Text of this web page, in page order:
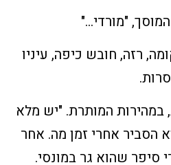
"מורדי…"
רזה, חובש כיפה, עיניו
במהירות המותרת. "יש מלא
הסביר אחרי זמן מה. אחר
סיפר שהוא גר במונסי.